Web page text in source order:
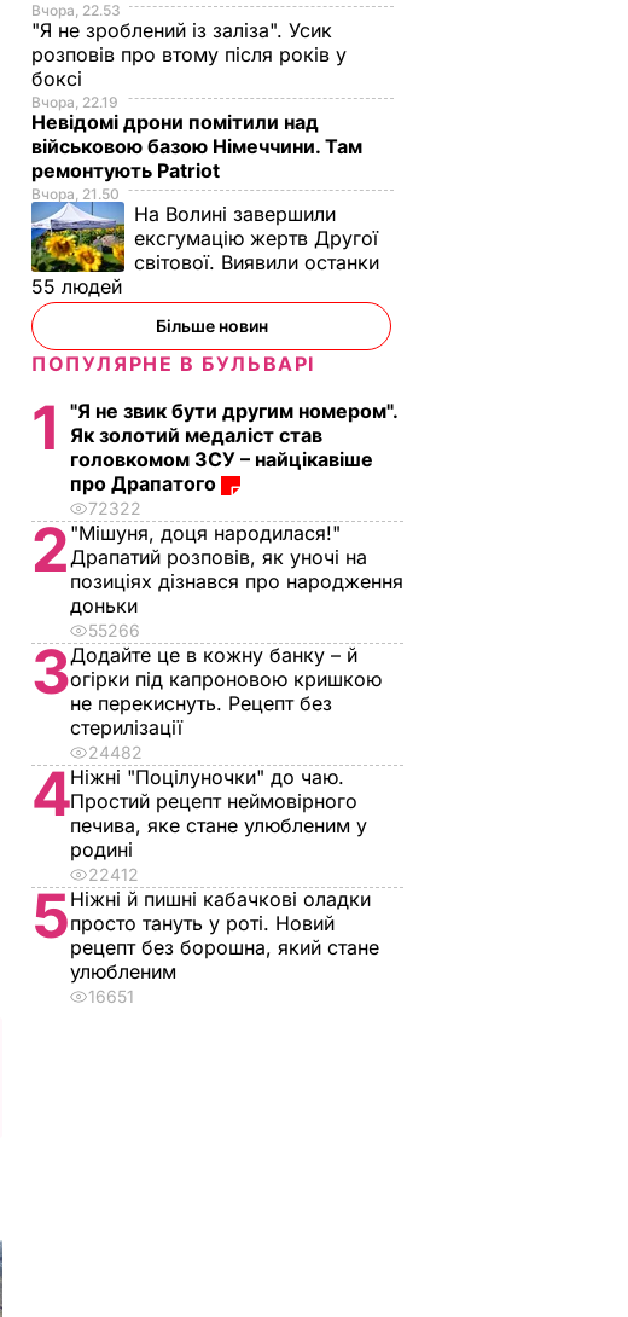
Вчора, 22.53
"Я не зроблений із заліза". Усик
розповів про втому після років у
боксі
Вчора, 22.19
Невідомі дрони помітили над
військовою базою Німеччини. Там
ремонтують Patriot
Вчора, 21.50
На Волині завершили
ексгумацію жертв Другої
світової. Виявили останки
55 людей
Більше новин
ПОПУЛЯРНЕ В БУЛЬВАРІ
1
"Я не звик бути другим номером".
Як золотий медаліст став
головкомом ЗСУ – найцікавіше
про Драпатого
72322
2 "Мішуня, доця народилася!"
Драпатий розповів, як уночі на
позиціях дізнався про народження
доньки
55266
3Додайте це в кожну банку – й
огірки під капроновою кришкою
не перекиснуть. Рецепт без
стерилізації
24482
4Ніжні "Поцілуночки" до чаю.
Простий рецепт неймовірного
печива, яке стане улюбленим у
родині
22412
5Ніжні й пишні кабачкові оладки
просто тануть у роті. Новий
рецепт без борошна, який стане
улюбленим
16651